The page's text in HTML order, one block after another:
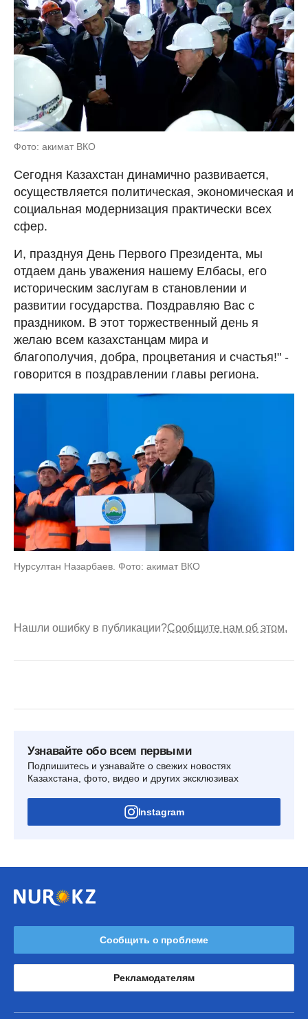
Фото: акимат ВКО
Сегодня Казахстан динамично развивается,
осуществляется политическая, экономическая и
социальная модернизация практически всех
сфер.
И, празднуя День Первого Президента, мы
отдаем дань уважения нашему Елбасы, его
историческим заслугам в становлении и
развитии государства. Поздравляю Вас с
праздником. В этот торжественный день я
желаю всем казахстанцам мира и
благополучия, добра, процветания и счастья!" -
говорится в поздравлении главы региона.
Нурсултан Назарбаев. Фото: акимат ВКО
Нашли ошибку в публикации?Сообщите нам об этом.
Узнавайте обо всем первыми
Подпишитесь и узнавайте о свежих новостях
Казахстана, фото, видео и других эксклюзивах
Instagram
Сообщить о проблеме
Рекламодателям